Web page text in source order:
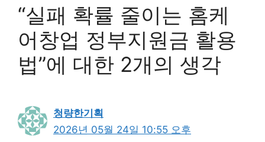
“실패 확률 줄이는 홈케
어창업 정부지원금 활용
법”에 대한 2개의 생각
청량한기획
2026년 05월 24일 10:55 오후